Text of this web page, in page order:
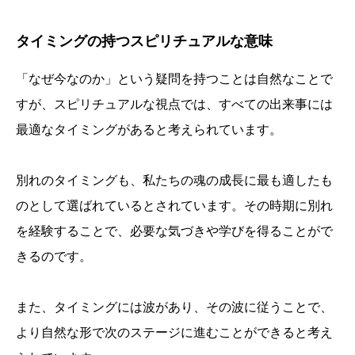
タイミングの持つスピリチュアルな意味
「なぜ今なのか」という疑問を持つことは自然なことで
すが、スピリチュアルな視点では、すべての出来事には
最適なタイミングがあると考えられています。
別れのタイミングも、私たちの魂の成長に最も適したも
のとして選ばれているとされています。その時期に別れ
を経験することで、必要な気づきや学びを得ることがで
きるのです。
また、タイミングには波があり、その波に従うことで、
より自然な形で次のステージに進むことができると考え